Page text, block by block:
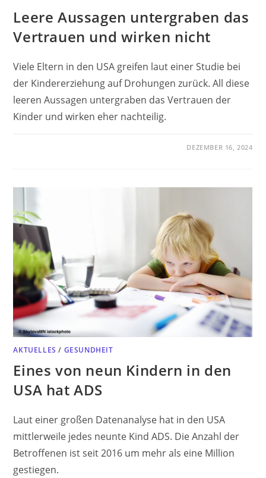
Leere Aussagen untergraben das
Vertrauen und wirken nicht
Viele Eltern in den USA greifen laut einer Studie bei
der Kindererziehung auf Drohungen zurück. All diese
leeren Aussagen untergraben das Vertrauen der
Kinder und wirken eher nachteilig.
DEZEMBER 16, 2024
AKTUELLES / GESUNDHEIT
Eines von neun Kindern in den
USA hat ADS
Laut einer großen Datenanalyse hat in den USA
mittlerweile jedes neunte Kind ADS. Die Anzahl der
Betroffenen ist seit 2016 um mehr als eine Million
gestiegen.